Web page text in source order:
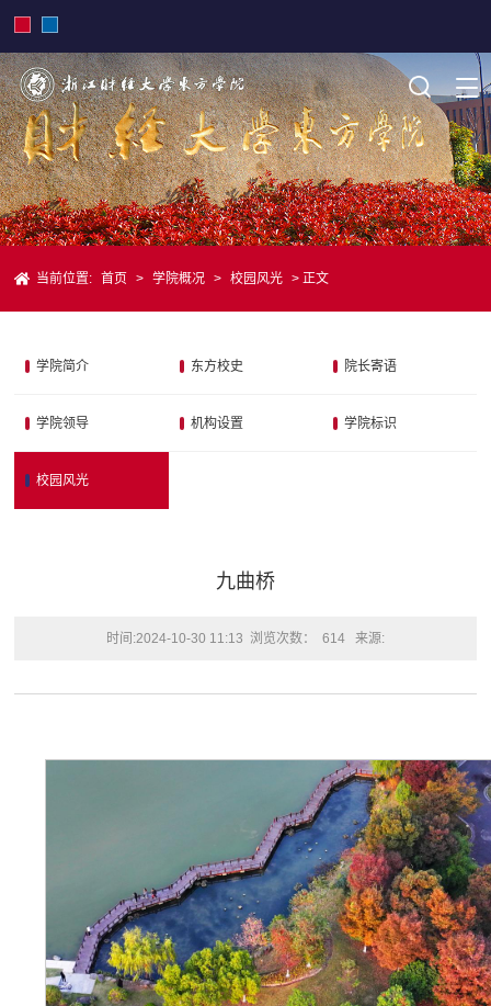
当前位置: 首页 > 学院概况 > 校园风光 > 正文
学院简介 东方校史 院长寄语
学院领导 机构设置 学院标识
校园风光
九曲桥
时间:2024-10-30 11:13 浏览次数： 614 来源: